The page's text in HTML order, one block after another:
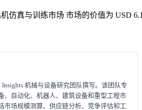
仿真与训练市场 市场的价值为 USD
Insights 机械与设备研究团队撰写。该团队专
、自动化、机器人、建筑设备和重型工程市
市场规模测算、供应链分析、竞争评估和工